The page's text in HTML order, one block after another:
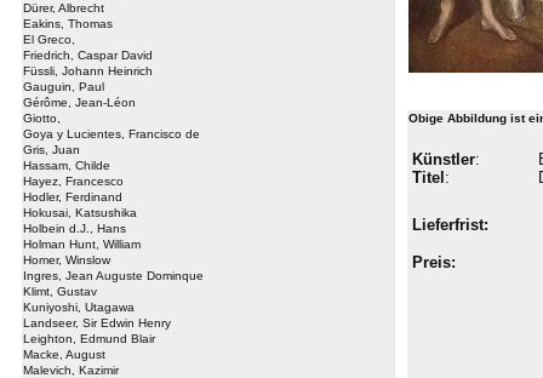
Dürer, Albrecht
Eakins, Thomas
El Greco,
Friedrich, Caspar David
Füssli, Johann Heinrich
Gauguin, Paul
Gérôme, Jean-Léon
Giotto,
Goya y Lucientes, Francisco de
Gris, Juan
Hassam, Childe
Hayez, Francesco
Hodler, Ferdinand
Hokusai, Katsushika
Holbein d.J., Hans
Holman Hunt, William
Homer, Winslow
Ingres, Jean Auguste Dominque
Klimt, Gustav
Kuniyoshi, Utagawa
Landseer, Sir Edwin Henry
Leighton, Edmund Blair
Macke, August
Malevich, Kazimir
Obige Abbildung ist
Künstler:
Titel :
Lieferfrist:
Preis: